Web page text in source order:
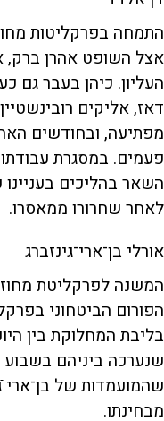
התמחה בפרקליטות
אצל השופט אהרן
העליון. כיהן בעבר גם
דאז, אליקים
מפתיעה, ובחודשים
פעמים. במסגרת
השאר בהליכים
לאחר שחרורו ממאסרו.
אורלי בן־ארי־גינזברג
המשנה לפרקליטת
הפורום הביטחוני
בליבת המחלוקת בין
שנערכה ביניהם
שהמועמדות של בן־ארי
מבחינתו.